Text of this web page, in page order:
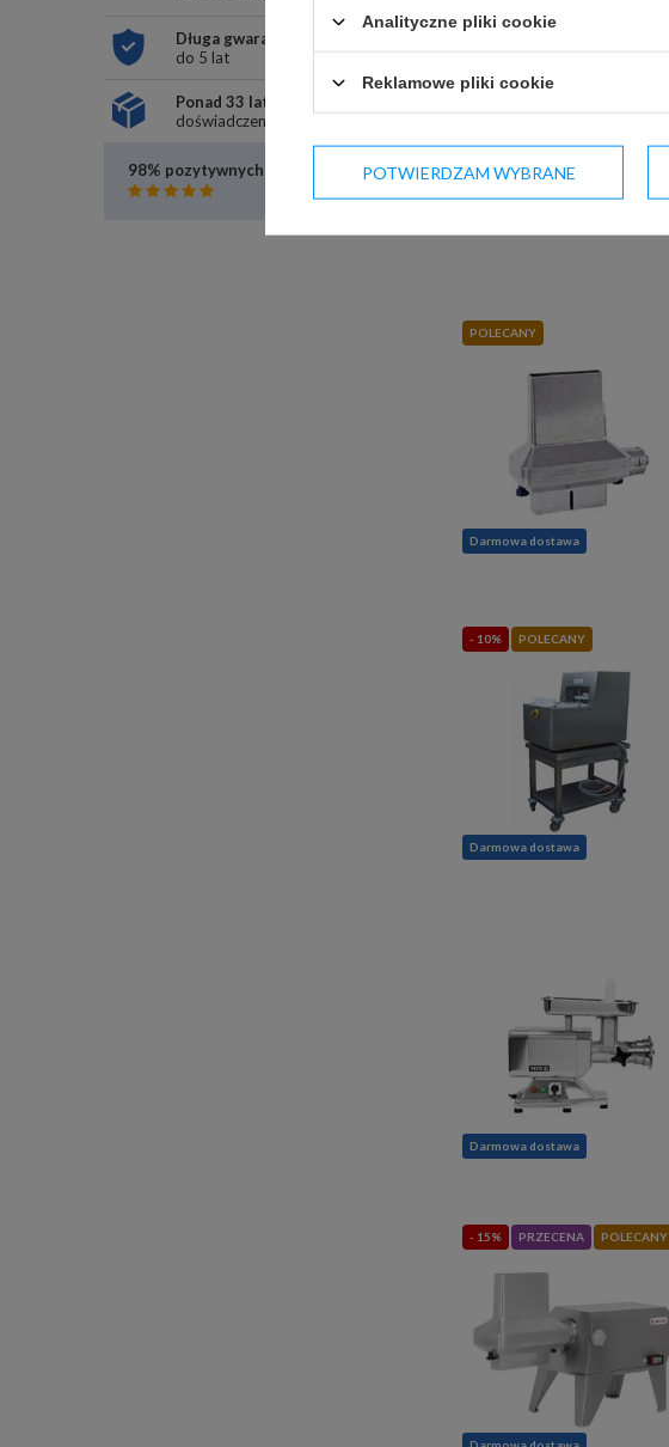
Długa gwarancja
do 5 lat
Ponad 33 lata
doświadczenia
98% pozytywnych opinii
Czytaj opinie
POLECANY
Darmowa dostawa
- 10% POLECANY
Darmowa dostawa
Darmowa dostawa
- 15% PRZECENA POLECANY
Analityczne pliki cookie
Reklamowe pliki cookie
POTWIERDZAM WYBRANE